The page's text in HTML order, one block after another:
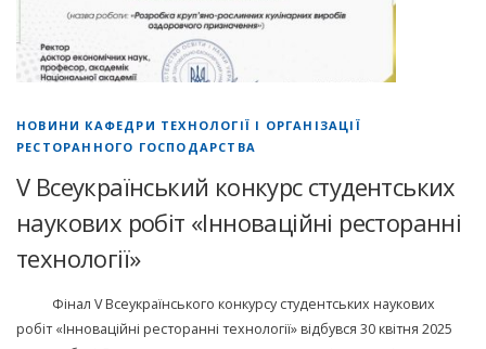
НОВИНИ КАФЕДРИ ТЕХНОЛОГІЇ І ОРГАНІЗАЦІЇ
РЕСТОРАННОГО ГОСПОДАРСТВА
V Всеукраїнський конкурс студентських
наукових робіт «Інноваційні ресторанні
технології»
Фінал V Всеукраїнського конкурсу студентських наукових
робіт «Інноваційні ресторанні технології» відбувся 30 квітня 2025